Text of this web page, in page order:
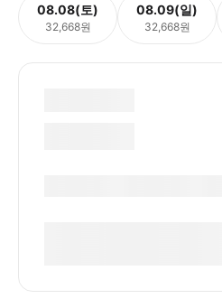
08.08(토)
32,668원
08.09(일)
32,668원